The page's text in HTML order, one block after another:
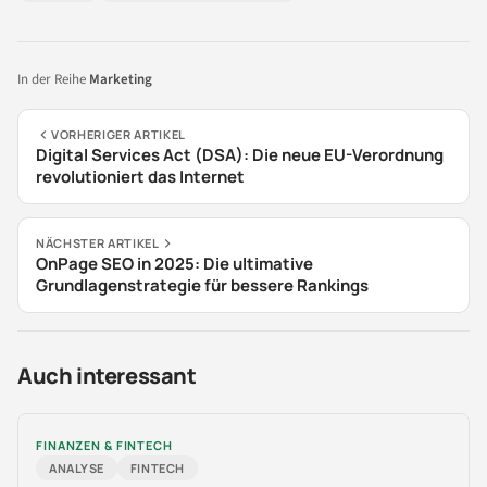
In der Reihe Marketing
VORHERIGER ARTIKEL
Digital Services Act (DSA): Die neue EU-Verordnung
revolutioniert das Internet
NÄCHSTER ARTIKEL
OnPage SEO in 2025: Die ultimative
Grundlagenstrategie für bessere Rankings
Auch interessant
FINANZEN & FINTECH
ANALYSE
FINTECH